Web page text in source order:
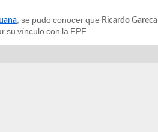
, se pudo conocer que Ricardo Gareca
su vínculo con la FPF.